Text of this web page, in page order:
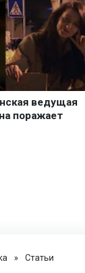
» Статьи